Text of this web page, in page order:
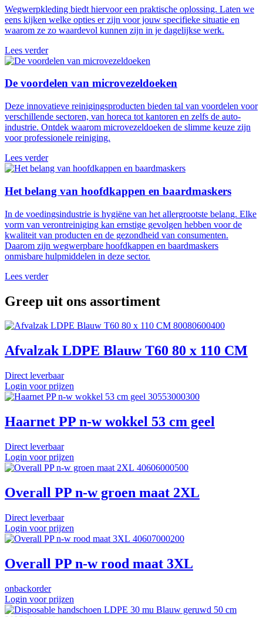
Wegwerpkleding biedt hiervoor een praktische oplossing. Laten we
eens kijken welke opties er zijn voor jouw specifieke situatie en
waarom ze zo waardevol kunnen zijn in je dagelijkse werk.
Lees verder
De voordelen van microvezeldoeken
Deze innovatieve reinigingsproducten bieden tal van voordelen voor
verschillende sectoren, van horeca tot kantoren en zelfs de auto-
industrie. Ontdek waarom microvezeldoeken de slimme keuze zijn
voor professionele reiniging.
Lees verder
Het belang van hoofdkappen en baardmaskers
In de voedingsindustrie is hygiëne van het allergrootste belang. Elke
vorm van verontreiniging kan ernstige gevolgen hebben voor de
kwaliteit van producten en de gezondheid van consumenten.
Daarom zijn wegwerpbare hoofdkappen en baardmaskers
onmisbare hulpmiddelen in deze sector.
Lees verder
Greep uit ons assortiment
80080600400
Afvalzak LDPE Blauw T60 80 x 110 CM
Direct leverbaar
Login voor prijzen
30553000300
Haarnet PP n-w wokkel 53 cm geel
Direct leverbaar
Login voor prijzen
40606000500
Overall PP n-w groen maat 2XL
Direct leverbaar
Login voor prijzen
40607000200
Overall PP n-w rood maat 3XL
onbackorder
Login voor prijzen